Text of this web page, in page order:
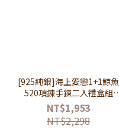
[925純銀]海上愛戀1+1鯨魚
520項鍊手鍊二入禮盒組
【MMS910】-項鍊+手鍊
NT$1,953
NT$2,298